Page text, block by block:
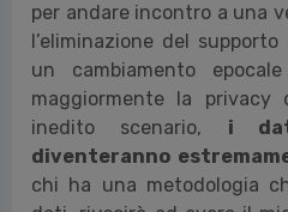
per andare incontro a una
l’eliminazione del
un cambiamento
maggiormente la
inedito scenario, i
diventeranno
chi ha una metodologia